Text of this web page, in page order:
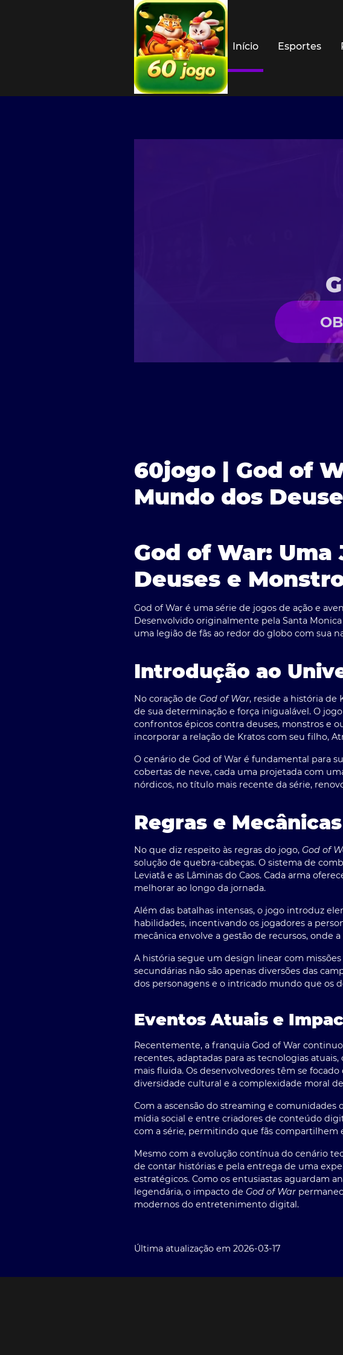
Início Esportes
60jogo | God of
Mundo dos
God of War:
Deuses e
God of War é uma série de jogos de ação e
Desenvolvido originalmente pela Santa
uma legião de fãs ao redor do globo com sua
Introdução ao
No coração de God of War, reside a história de
de sua determinação e força inigualável. O
confrontos épicos contra deuses, monstros e
incorporar a relação de Kratos com seu filho,
O cenário de God of War é fundamental para
cobertas de neve, cada uma projetada com
nórdicos, no título mais recente da série,
Regras e
No que diz respeito às regras do jogo, God of
solução de quebra-cabeças. O sistema de
Leviatã e as Lâminas do Caos. Cada arma
melhorar ao longo da jornada.
Além das batalhas intensas, o jogo introduz
habilidades, incentivando os jogadores a
mecânica envolve a gestão de recursos, onde
A história segue um design linear com
secundárias não são apenas diversões das
dos personagens e o intricado mundo que os
Eventos Atuais e
Recentemente, a franquia God of War
recentes, adaptadas para as tecnologias
mais fluida. Os desenvolvedores têm se
diversidade cultural e a complexidade moral
Com a ascensão do streaming e comunidades
mídia social e entre criadores de conteúdo
com a série, permitindo que fãs compartilhem
Mesmo com a evolução contínua do cenário
de contar histórias e pela entrega de uma
estratégicos. Como os entusiastas aguardam
legendária, o impacto de God of War
modernos do entretenimento digital.
Última atualização em 2026-03-17